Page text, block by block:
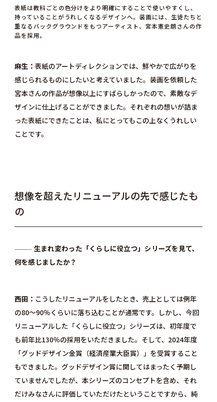
表紙は教科ごとの色分けをより明確にすることで使いやすくし、
持っていることがうれしくなるデザインへ。装画には、生徒たちと
重なるバックグラウンドをもつアーティスト、宮本憲史朗さんの作
品を採用。
麻生
表紙のアートディレクションでは、鮮やかで広がりを
感じられるものにしたいと考えていました。装画を依頼した
宮本さんの作品が想像以上にすばらしかったので、素敵なデ
ザインに仕上げることができました。それぞれの想いが詰ま
った表紙にできたことは、私にとってもこの上なくうれしい
ことです。
想像を超えたリニューアルの先で感じたも
の
生まれ変わった「くらしに役立つ」シリーズを見て、
何を感じましたか？
西田
こうしたリニューアルをしたとき、売上としては例年
の80～90％くらいに落ち込むことが通常です。しかし、今回
リニューアルした「くらしに役立つ」シリーズは、初年度で
も前年比130％の採用をいただきました。そして、2024年度
「グッドデザイン金賞（経済産業大臣賞）」を受賞すること
もできました。グッドデザイン賞に関してはまったく予期し
ていませんでしたが、本シリーズのコンセプトを含め、それ
だけみなさんに評価していただけたということですから、純